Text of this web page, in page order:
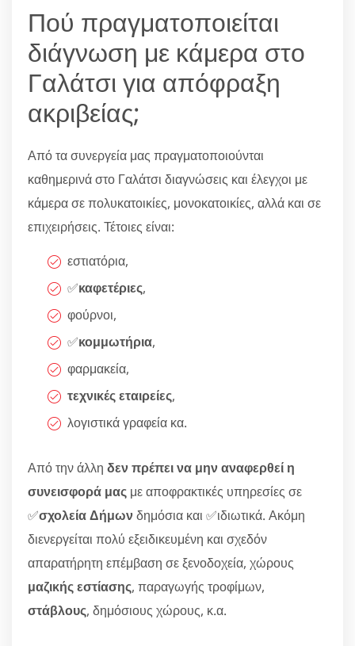
Πού πραγματοποιείται
διάγνωση με κάμερα στο
Γαλάτσι για απόφραξη
ακριβείας;
Από τα συνεργεία μας πραγματοποιούνται
καθημερινά στο Γαλάτσι διαγνώσεις και έλεγχοι με
κάμερα σε πολυκατοικίες, μονοκατοικίες, αλλά και σε
επιχειρήσεις. Τέτοιες είναι:
εστιατόρια,
✅καφετέριες,
φούρνοι,
✅κομμωτήρια,
φαρμακεία,
τεχνικές εταιρείες,
λογιστικά γραφεία κα.
Από την άλλη δεν πρέπει να μην αναφερθεί η
συνεισφορά μας με αποφρακτικές υπηρεσίες σε
✅σχολεία Δήμωνδημόσια και ✅ιδιωτικά. Ακόμη
διενεργείται πολύ εξειδικευμένη και σχεδόν
απαρατήρητη επέμβαση σε ξενοδοχεία, χώρους
μαζικής εστίασης, παραγωγής τροφίμων,
στάβλους, δημόσιους χώρους, κ.α.